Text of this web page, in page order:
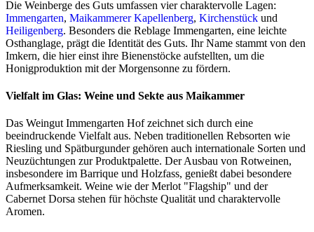
Die Weinberge des Guts umfassen vier charaktervolle Lagen:
Immengarten, Maikammerer Kapellenberg, Kirchenstück und
Heiligenberg. Besonders die Reblage Immengarten, eine leichte
Osthanglage, prägt die Identität des Guts. Ihr Name stammt von den
Imkern, die hier einst ihre Bienenstöcke aufstellten, um die
Honigproduktion mit der Morgensonne zu fördern.
Vielfalt im Glas: Weine und Sekte aus Maikammer
Das Weingut Immengarten Hof zeichnet sich durch eine
beeindruckende Vielfalt aus. Neben traditionellen Rebsorten wie
Riesling und Spätburgunder gehören auch internationale Sorten und
Neuzüchtungen zur Produktpalette. Der Ausbau von Rotweinen,
insbesondere im Barrique und Holzfass, genießt dabei besondere
Aufmerksamkeit. Weine wie der Merlot "Flagship" und der
Cabernet Dorsa stehen für höchste Qualität und charaktervolle
Aromen.